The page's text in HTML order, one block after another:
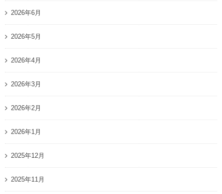
2026年6月
2026年5月
2026年4月
2026年3月
2026年2月
2026年1月
2025年12月
2025年11月